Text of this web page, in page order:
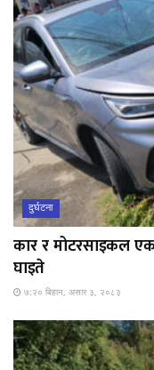
दुर्घटना
कार र मोटरसाइकल
घाइते
७:२० बिहान, असार ३, २०८३